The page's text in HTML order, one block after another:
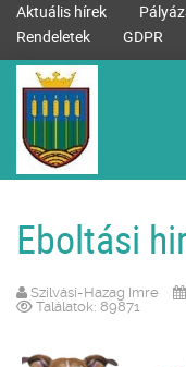
Aktuális hírek
Rendeletek
GDPR
Eboltási
Szilvási-Hazag Imre
Találatok: 89871